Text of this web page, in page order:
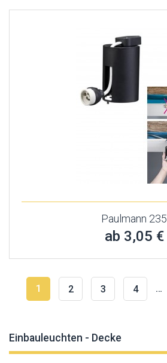
Paulmann 235
ab 3,05 €
1 2 3 4 …
Einbauleuchten - Decke